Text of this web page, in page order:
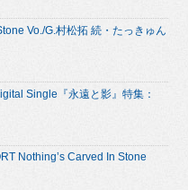
Vo./G.村松拓 続・たっきゅん
Single『永遠と影』特集：
Nothing’s Carved In Stone